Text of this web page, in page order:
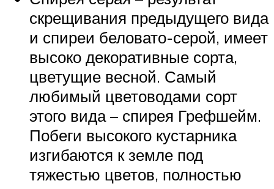
скрещивания предыдущего вида
и спиреи беловато-серой, имеет
высоко декоративные сорта,
цветущие весной. Самый
любимый цветоводами сорт
этого вида – спирея Грефшейм.
Побеги высокого кустарника
изгибаются к земле под
тяжестью цветов, полностью